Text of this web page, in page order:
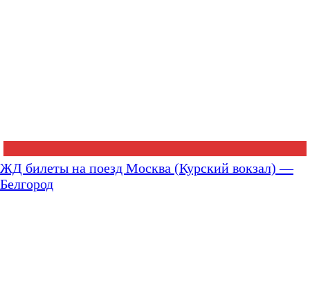
ЖД билеты на поезд Москва (Курский вокзал) —
Белгород